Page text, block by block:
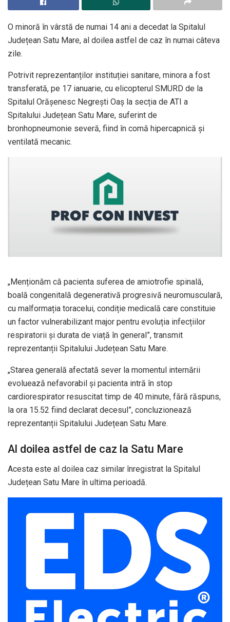
O minoră în vârstă de numai 14 ani a decedat la Spitalul
Județean Satu Mare, al doilea astfel de caz în numai câteva
zile.
Potrivit reprezentanților instituției sanitare, minora a fost
transferată, pe 17 ianuarie, cu elicopterul SMURD de la
Spitalul Orășenesc Negrești Oaș la secția de ATI a
Spitalului Județean Satu Mare, suferint de
bronhopneumonie severă, fiind în comă hipercapnică și
ventilată mecanic.
„Menționăm că pacienta suferea de amiotrofie spinală,
boală congenitală degenerativă progresivă neuromusculară,
cu malformația toracelui, condiție medicală care constituie
un factor vulnerabilizant major pentru evoluția infecțiilor
respiratorii și durata de viață în general”, transmit
reprezentanții Spitalului Județean Satu Mare.
„Starea generală afectată sever la momentul internării
evoluează nefavorabil și pacienta intră în stop
cardiorespirator resuscitat timp de 40 minute, fără răspuns,
la ora 15.52 fiind declarat decesul”, concluzionează
reprezentanții Spitalului Județean Satu Mare.
Al doilea astfel de caz la Satu Mare
Acesta este al doilea caz similar înregistrat la Spitalul
Județean Satu Mare în ultima perioadă.